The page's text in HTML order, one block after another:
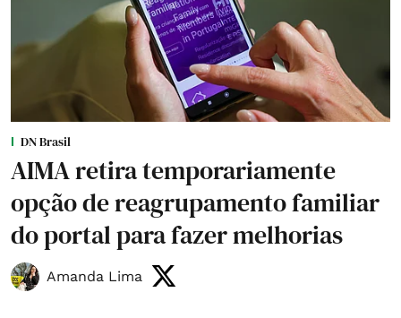
DN Brasil
AIMA retira temporariamente
opção de reagrupamento familiar
do portal para fazer melhorias
Amanda Lima